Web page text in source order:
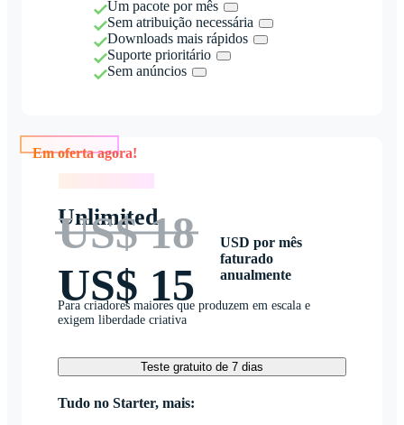
Um pacote por mês
Sem atribuição necessária
Downloads mais rápidos
Suporte prioritário
Sem anúncios
Unlimited
US$ 18
US$ 15
USD por mês
faturado
anualmente
Para criadores maiores que produzem em escala e
exigem liberdade criativa
Teste gratuito de 7 dias
Tudo no Starter, mais: